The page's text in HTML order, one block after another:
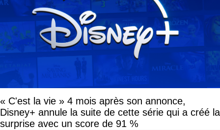
« C'est la vie » 4 mois après son annonce,
Disney+ annule la suite de cette série qui a créé la
surprise avec un score de 91 %